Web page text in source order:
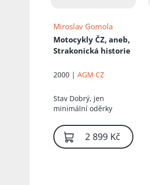
Miroslav Gomola
Motocykly ČZ, aneb,
Strakonická historie
2000 |AGM CZ
Stav Dobrý, jen
minimální oděrky
2 899 Kč